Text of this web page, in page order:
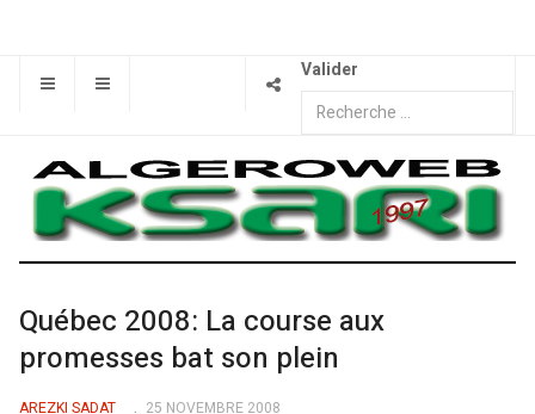
Valider
Québec 2008: La course aux
promesses bat son plein
AREZKI SADAT 25 NOVEMBRE 2008